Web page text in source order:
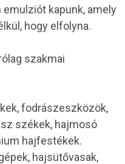
kapunk, amely
hogy elfolyna.
szakmai
fodrászeszközök,
székek, hajmosó
hajfestékek.
hajsütővasak,